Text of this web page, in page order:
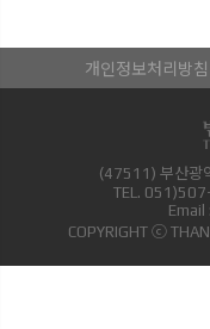
개인정보처리방침
(47511) 부산광
TEL.
Email :
COPYRIGHT ⓒ